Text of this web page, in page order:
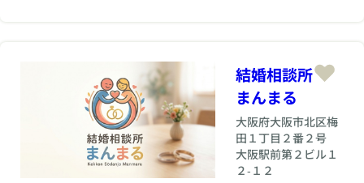
ぶ時には、⾃信を持
って「この⼈と幸せ
な未来を作っていこ
う♪」という気持ちで
前に進むことが出来
ます。
結婚相談所
まんまる
大阪府大阪市北区梅
田１丁目２番２号
大阪駅前第２ビル１
２‐１２